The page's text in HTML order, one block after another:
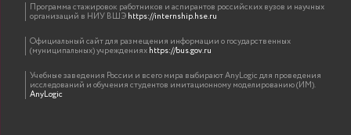
Программа стажировок работников и аспирантов российских вузов и научных
организаций в НИУ ВШЭhttps://internship.hse.ru
Официальный сайт для размещения информации о государственных
(муниципальных) учрежденияхhttps://bus.gov.ru
Учебные заведения России и всего мира выбирают AnyLogic для проведения
исследований и обучения студентов имитационному моделированию (ИМ).
AnyLogic